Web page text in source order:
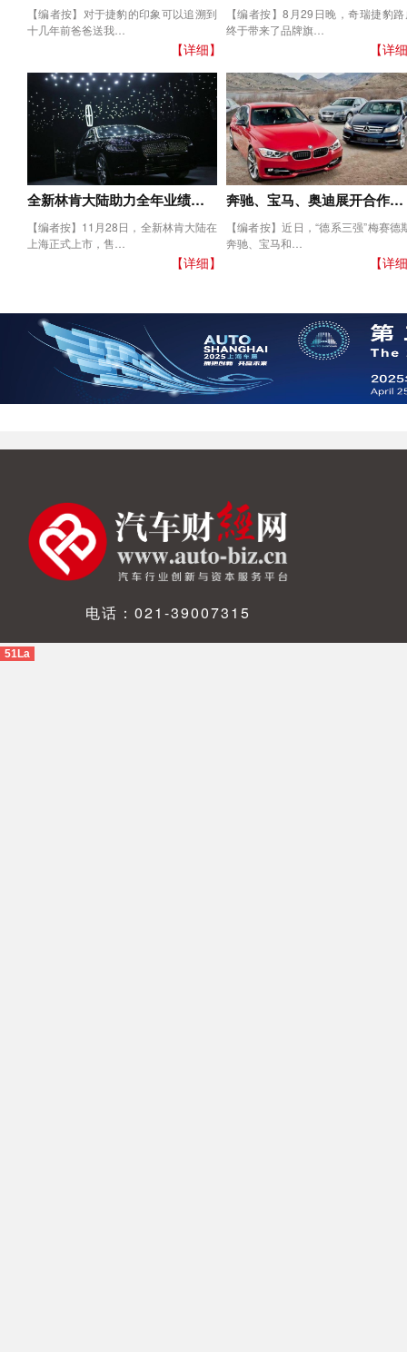
【编者按】对于捷豹的印象可以追溯到
十几年前爸爸送我…
【详细】
【编者按】8月29日晚，奇瑞捷豹
终于带来了品牌旗…
【详
全新林肯大陆助力全年业绩…
【编者按】11月28日，全新林肯大陆在
上海正式上市，售…
【详细】
奔驰、宝马、奥迪展开合作…
【编者按】近日，“德系三强”梅赛德
奔驰、宝马和…
【详
电话：021-39007315
51La